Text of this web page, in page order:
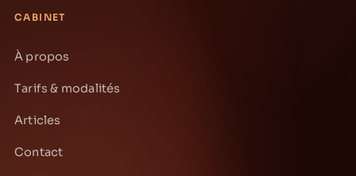
CABINET
À propos
Tarifs & modalités
Articles
Contact